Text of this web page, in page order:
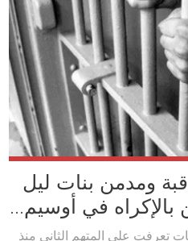
ومدمن بنات ليل
بالإكراه في أوسيم...
تعرفت على المتهم الثاني منذ